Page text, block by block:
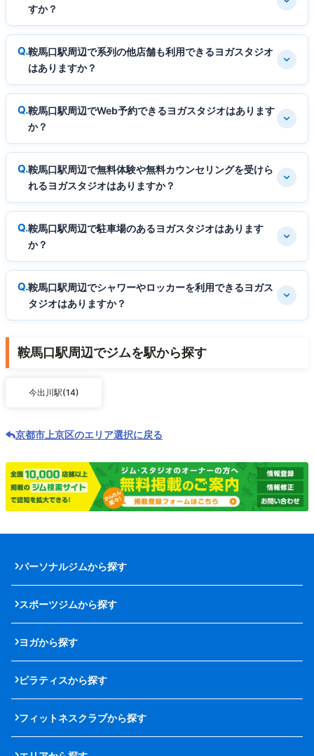
すか？
鞍馬口駅周辺で系列の他店舗も利用できるヨガスタジオ
はありますか？
鞍馬口駅周辺でWeb予約できるヨガスタジオはあります
か？
鞍馬口駅周辺で無料体験や無料カウンセリングを受けら
れるヨガスタジオはありますか？
鞍馬口駅周辺で駐車場のあるヨガスタジオはあります
か？
鞍馬口駅周辺でシャワーやロッカーを利用できるヨガス
タジオはありますか？
鞍馬口駅周辺でジムを駅から探す
今出川駅(14)
京都市上京区のエリア選択に戻る
パーソナルジムから探す
スポーツジムから探す
ヨガから探す
ピラティスから探す
フィットネスクラブから探す